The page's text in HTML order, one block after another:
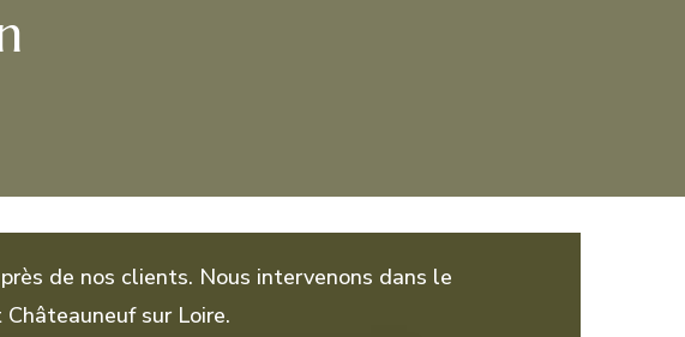
de nos clients. Nous intervenons dans le
sur Loire.